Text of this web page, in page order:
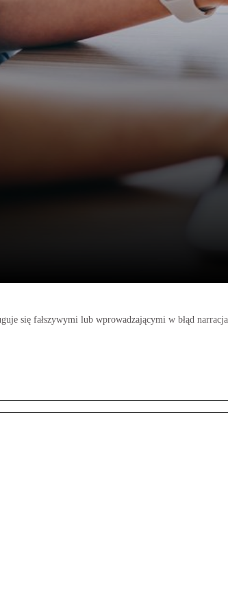
się fałszywymi lub wprowadzającymi w błąd